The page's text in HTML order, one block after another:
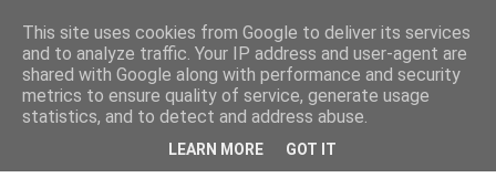

This site uses cookies from Google to deliver its services
and to analyze traffic. Your IP address and user-agent are
shared with Google along with performance and security
metrics to ensure quality of service, generate usage
statistics, and to detect and address abuse.
LEARN MORE GOT IT